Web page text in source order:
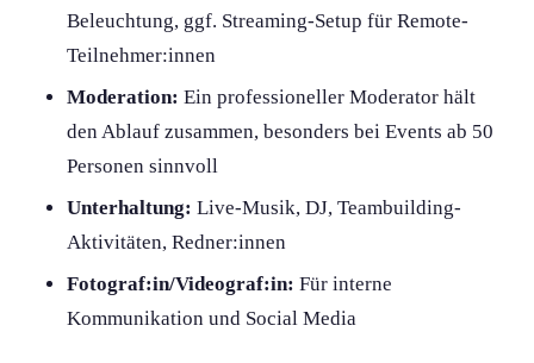
Beleuchtung, ggf. Streaming-Setup für Remote-
Teilnehmer:innen
Moderation: Ein professioneller Moderator hält
den Ablauf zusammen, besonders bei Events ab 50
Personen sinnvoll
Unterhaltung: Live-Musik, DJ, Teambuilding-
Aktivitäten, Redner:innen
Fotograf:in/Videograf:in: Für interne
Kommunikation und Social Media